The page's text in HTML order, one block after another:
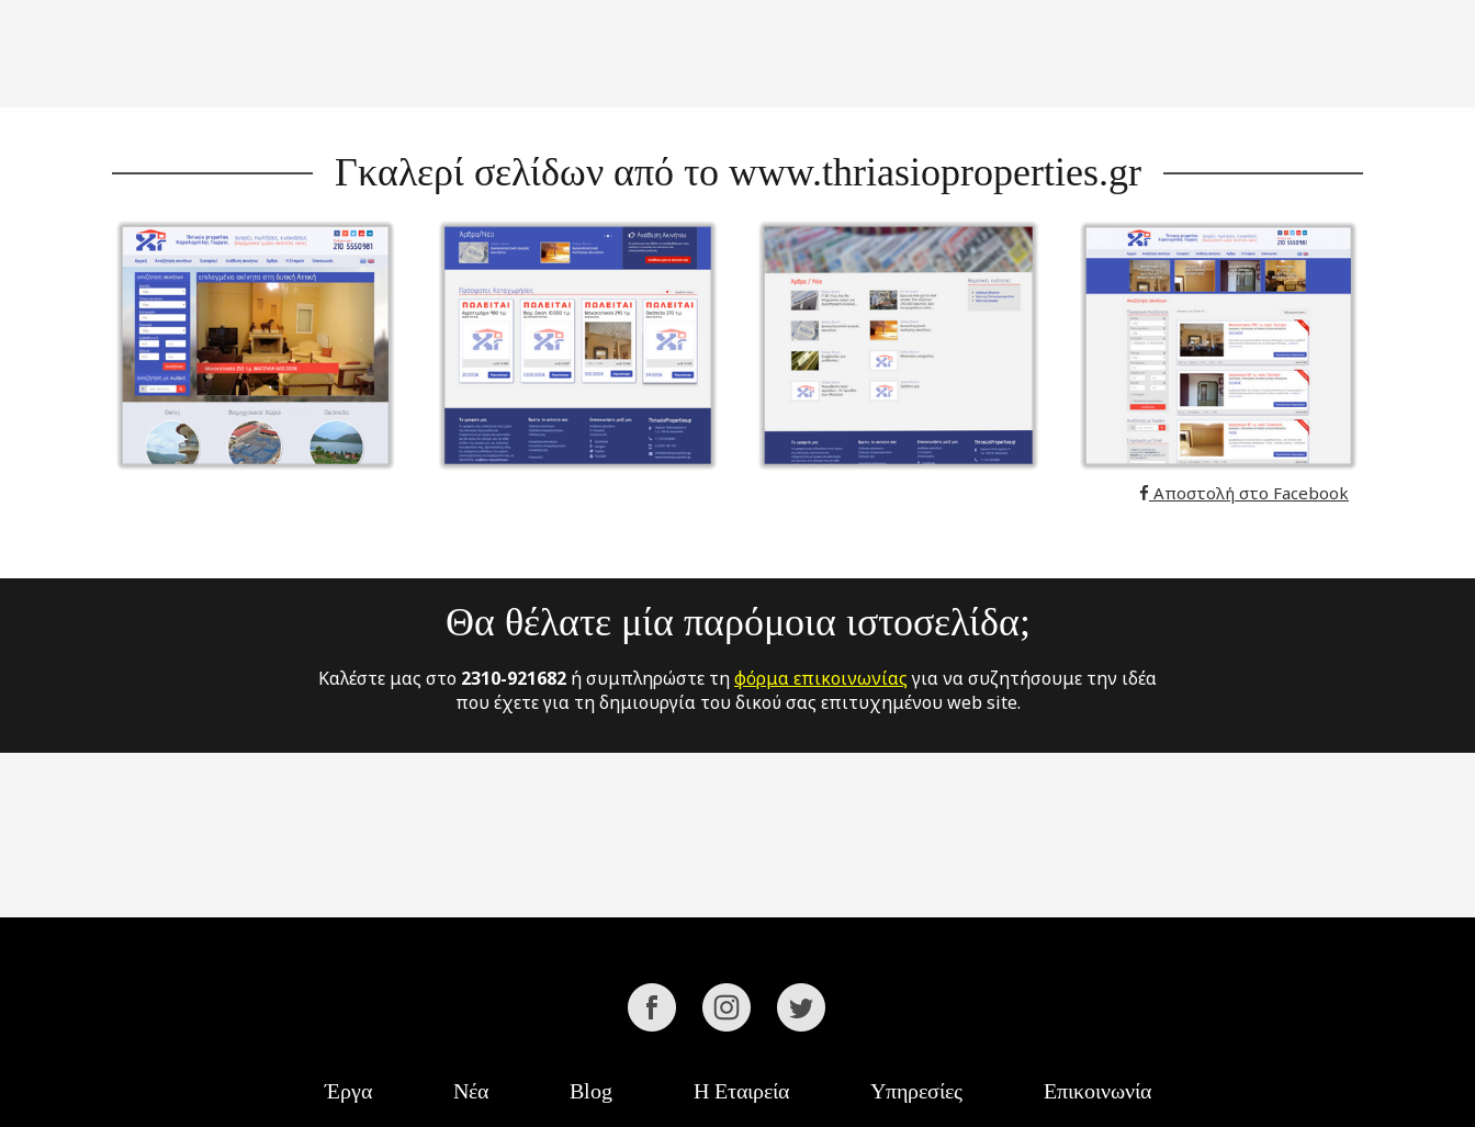
Γκαλερί σελίδων από το www.thriasioproperties.gr
Αποστολή στο Facebook
Θα θέλατε μία παρόμοια ιστοσελίδα;
Καλέστε μας στο 2310-921682 ή συμπληρώστε τηφόρμα επικοινωνίαςγια να συζητήσουμε την ιδέα
που έχετε για τη δημιουργία του δικού σας επιτυχημένου web site.
Έργα Νέα Blog Η Εταιρεία Υπηρεσίες Επικοινωνία